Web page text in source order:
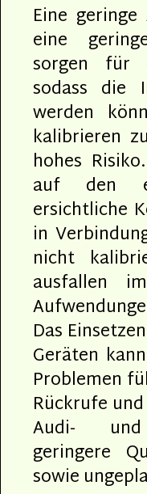
Eine
eine
sorgen für
sodass die
werden
kalibrieren
hohes
auf den
ersichtliche
in
nicht
ausfallen
Das
Geräten
Problemen
Rückrufe
Audi- und
geringere
sowie